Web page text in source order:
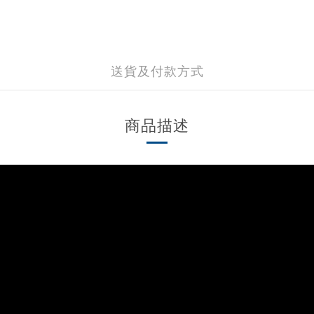
送貨及付款方式
商品描述